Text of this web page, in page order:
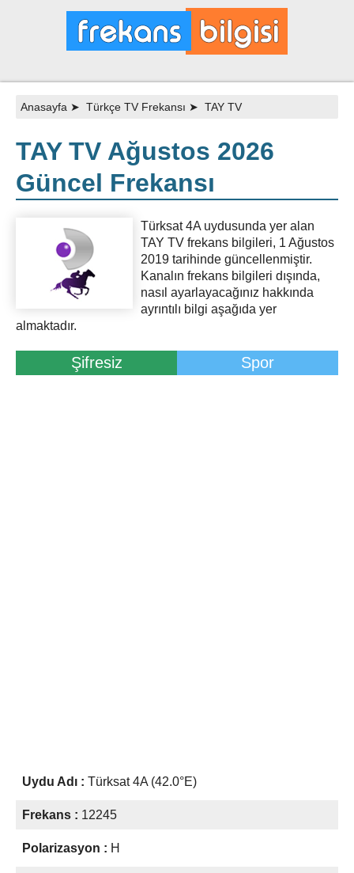
Anasayfa ➤ Türkçe TV Frekansı ➤ TAY TV
TAY TV Ağustos 2026
Güncel Frekansı
Türksat 4A uydusunda yer alan
TAY TV frekans bilgileri, 1 Ağustos
2019 tarihinde güncellenmiştir.
Kanalın frekans bilgileri dışında,
nasıl ayarlayacağınız hakkında
ayrıntılı bilgi aşağıda yer
almaktadır.
Şifresiz Spor
Uydu Adı : Türksat 4A (42.0°E)
Frekans : 12245
Polarizasyon : H